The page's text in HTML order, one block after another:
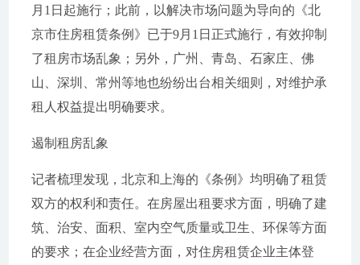
月1日起施行；此前，以解决市场问题为导向的《北
京市住房租赁条例》已于9月1日正式施行，有效抑制
了租房市场乱象；另外，广州、青岛、石家庄、佛
山、深圳、常州等地也纷纷出台相关细则，对维护承
租人权益提出明确要求。
遏制租房乱象
记者梳理发现，北京和上海的《条例》均明确了租赁
双方的权利和责任。在房屋出租要求方面，明确了建
筑、治安、面积、室内空气质量或卫生、环保等方面
的要求；在企业经营方面，对住房租赁企业主体登